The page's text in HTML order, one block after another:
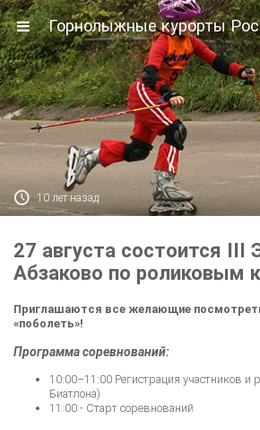
Горнолыжные курорты
 10 лет назад
27 августа состоится III
Абзаково по роликовым
Приглашаются все желающие
«поболеть»!
Программа соревнований:
10:00–11:00 Регистрация участников и
Биатлона)
11:00 - Старт соревнований